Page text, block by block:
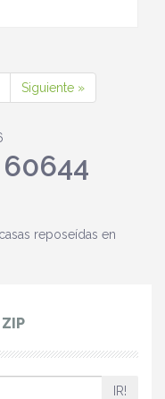
Siguiente »
reposeídas en
IR!